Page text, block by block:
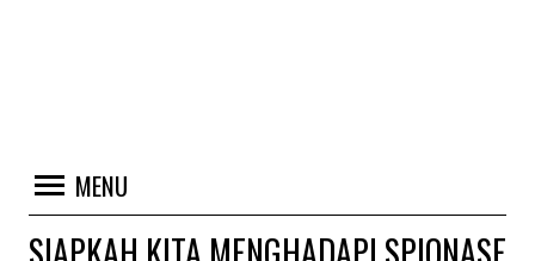
MENU